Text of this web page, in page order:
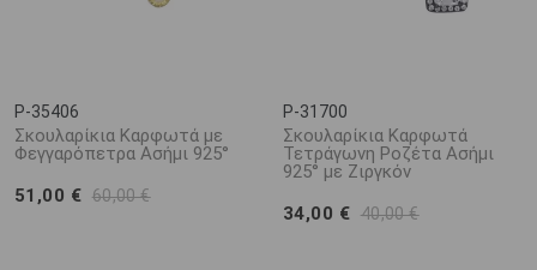
P-35406
Σκουλαρίκια Καρφωτά με
Φεγγαρόπετρα Ασήμι 925°
51,00 € 60,00 €
P-31700
Σκουλαρίκια Καρφωτά
Τετράγωνη Ροζέτα Ασήμι
925° με Ζιργκόν
34,00 € 40,00 €